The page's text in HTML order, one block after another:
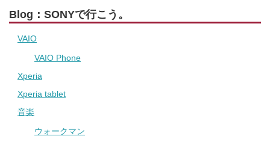
Blog：SONYで行こう。
VAIO
VAIO Phone
Xperia
Xperia tablet
音楽
ウォークマン